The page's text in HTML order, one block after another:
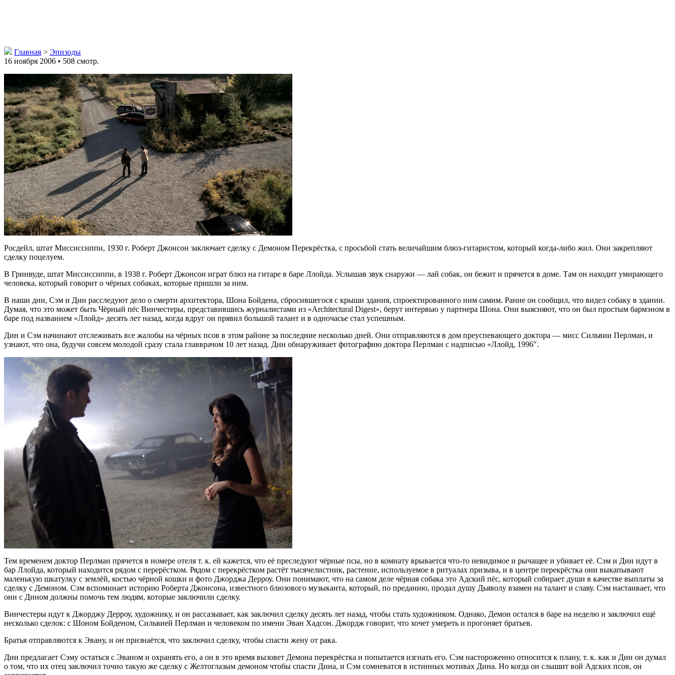
Главная > Эпизоды
16 ноября 2006 • 508 смотр.
Росдейл, штат Миссиссиппи, 1930 г. Роберт Джонсон заключает сделку с Демоном Перекрёстка, с просьбой стать величайшим блюз-гитаристом, который когда-либо жил. Они закрепляют
сделку поцелуем.
В Гринвуде, штат Миссиссиппи, в 1938 г. Роберт Джонсон играт блюз на гитаре в баре Ллойда. Услышав звук снаружи — лай собак, он бежит и прячется в доме. Там он находит умирающего
человека, который говорит о чёрных собаках, которые пришли за ним.
В наши дни, Сэм и Дин расследуют дело о смерти архитектора, Шона Бойдена, сбросившегося с крыши здания, спроектированного ним самим. Рание он сообщил, что видел собаку в здании.
Думая, что это может быть Чёрный пёс Винчестеры, представившись журналистами из «Architectural Digest», берут интервью у партнера Шона. Они выясняют, что он был простым бармэном в
баре под названием «Ллойд» десять лет назад, когда вдруг он прявил большой талант и в одночасье стал успешным.
Дин и Сэм начинают отслеживать все жалобы на чёрных псов в этом районе за последние несколько дней. Они отправляются в дом преуспевающего доктора — мисс Сильвии Перлман, и
узнают, что она, будучи совсем молодой сразу стала главврачом 10 лет назад. Дин обнаруживает фотографию доктора Перлман с надписью «Ллойд, 1996″.
Тем временем доктор Перлман прячется в номере отеля т. к. ей кажется, что её преследуют чёрные псы, но в комнату врывается что-то невидимое и рычащее и убивает её. Сэм и Дин идут в
бар Ллойда, который находится рядом с перерёстком. Рядом с перекрёстком растёт тысячелистник, растение, используемое в ритуалах призыва, и в центре перекрёстка они выкапывают
маленькую шкатулку с землёй, костью чёрной кошки и фото Джорджа Дерроу. Они понимают, что на самом деле чёрная собака это Адский пёс, который собирает души в качестве выплаты за
сделку с Демоном. Сэм вспоминает историю Роберта Джонсона, известного блюзового музыканта, который, по преданию, продал душу Дьяволу взамен на талант и славу. Сэм настаивает, что
они с Дином должны помочь тем людям, которые заключили сделку.
Винчестеры идут к Джорджу Дерроу, художнику, и он рассазывает, как заключил сделку десять лет назад, чтобы стать художником. Однако, Демон остался в баре на неделю и заключил ещё
несколько сделок: с Шоном Бойденом, Сильвией Перлман и человеком по имени Эван Хадсон. Джордж говорит, что хочет умереть и прогоняет братьев.
Братья отправляются к Эвану, и он признаётся, что заключил сделку, чтобы спасти жену от рака.
Дин предлагает Сэму остаться с Эваном и охранять его, а он в это время вызовет Демона перекрёстка и попытается изгнать его. Сэм настороженно относится к плану, т. к. как и Дин он думал
о том, что их отец заключил точно такую же сделку с Желтоглазым демоном чтобы спасти Дина, и Сэм сомневатся в истинных мотивах Дина. Но когда он слышит вой Адских псов, он